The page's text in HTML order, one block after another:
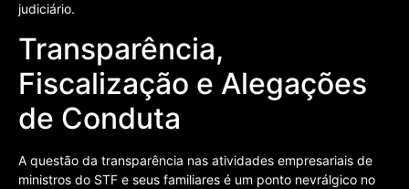
judiciário.
Transparência,
Fiscalização e Alegações
de Conduta
A questão da transparência nas atividades empresariais de
ministros do STF e seus familiares é um ponto nevrálgico no